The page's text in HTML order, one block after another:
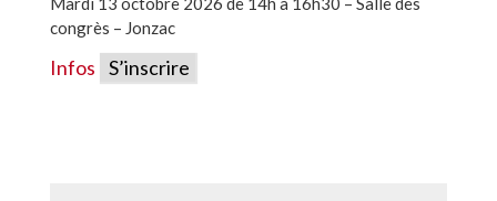
congrès – Jonzac
Infos S’inscrire